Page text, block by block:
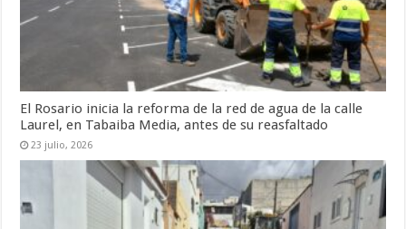
El Rosario inicia la reforma de la red de agua de la calle
Laurel, en Tabaiba Media, antes de su reasfaltado
23 julio, 2026